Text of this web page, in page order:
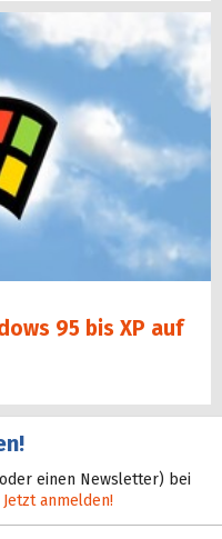
95 bis XP auf
einen Newsletter) bei
Jetzt anmelden!